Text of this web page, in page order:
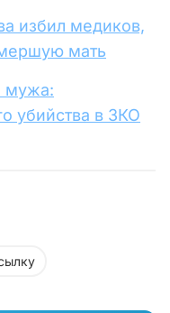
избил медиков,
мать
мужа:
убийства в ЗКО